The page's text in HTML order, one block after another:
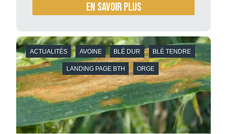
En savoir plus
ACTUALITÉS AVOINE BLÉ DUR BLÉ TENDRE
LANDING PAGE BTH ORGE